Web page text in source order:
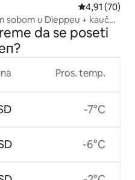
Prosečna
4,91 (70)
sobom u Dieppeu + kauč
da se poseti
Pros. temp.
-7°C
-6°C